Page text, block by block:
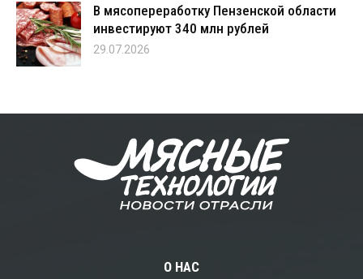
В мясопереработку Пензенской области
инвестируют 340 млн рублей
29.07.2026
О НАС